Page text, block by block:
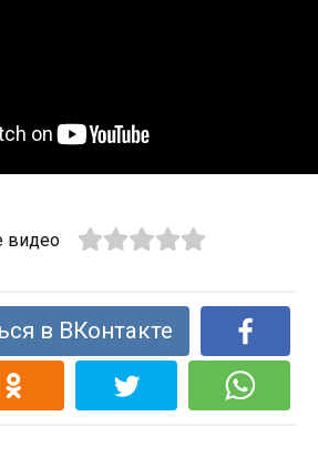
видео
в ВКонтакте